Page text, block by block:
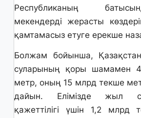
Республиканың
мекендерді жерасты
қамтамасыз етуге ерекше
Болжам бойынша,
суларының қоры шамамен
метр, оның 15 млрд текше
дайын. Елімізде жыл
қажеттілігі үшін 1,2 млрд